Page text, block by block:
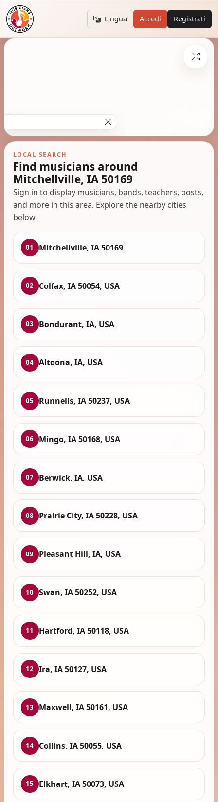
Lingua Accedi Registrati
LOCAL SEARCH
Find musicians around
Mitchellville, IA 50169
Sign in to display musicians, bands, teachers, posts,
and more in this area. Explore the nearby cities
below.
01 Mitchellville, IA 50169
02 Colfax, IA 50054, USA
03 Bondurant, IA, USA
04 Altoona, IA, USA
05 Runnells, IA 50237, USA
06 Mingo, IA 50168, USA
07 Berwick, IA, USA
08 Prairie City, IA 50228, USA
09 Pleasant Hill, IA, USA
10 Swan, IA 50252, USA
11 Hartford, IA 50118, USA
12 Ira, IA 50127, USA
13 Maxwell, IA 50161, USA
14 Collins, IA 50055, USA
15 Elkhart, IA 50073, USA